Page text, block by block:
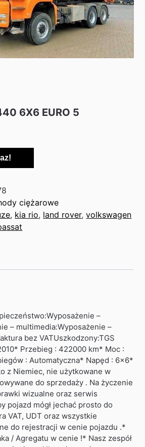
6X6 EURO 5
ciężarowe
, kia rio, land rover,volkswagen
–
– multimedia:Wyposażenie –
bez VATUszkodzony:TGS
Przebieg : 422000 km* Moc :
: Automatyczna* Napęd : 6×6*
z Niemiec, nie użytkowane w
do sprzedaży . Na życzenie
wizualne oraz serwis
pojazd mógł jechać prosto do
VAT, UDT oraz wszystkie
do rejestracji w cenie pojazdu .*
/ Agregatu w cenie !* Nasz zespół